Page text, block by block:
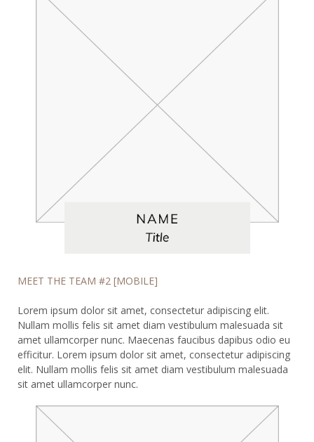
MEET THE TEAM #2 [MOBILE]
Lorem ipsum dolor sit amet, consectetur adipiscing elit.
Nullam mollis felis sit amet diam vestibulum malesuada sit
amet ullamcorper nunc. Maecenas faucibus dapibus odio eu
efficitur. Lorem ipsum dolor sit amet, consectetur adipiscing
elit. Nullam mollis felis sit amet diam vestibulum malesuada
sit amet ullamcorper nunc.